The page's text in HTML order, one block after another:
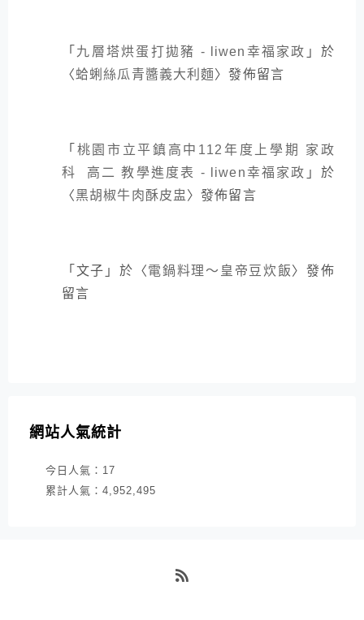
「 九層塔烘蛋打拋豬 - liwen幸福家政 」於
〈蛤蜊絲瓜青醬義大利麵〉發佈留言
「 桃園市立平鎮高中112年度上學期 家政
科 高二 教學進度表 - liwen幸福家政 」於
〈黑胡椒牛肉酥皮盅 〉發佈留言
「 文子 」於〈電鍋料理～皇帝豆炊飯〉發佈
留言
網站人氣統計
今日人氣： 17
累計人氣： 4,952,495